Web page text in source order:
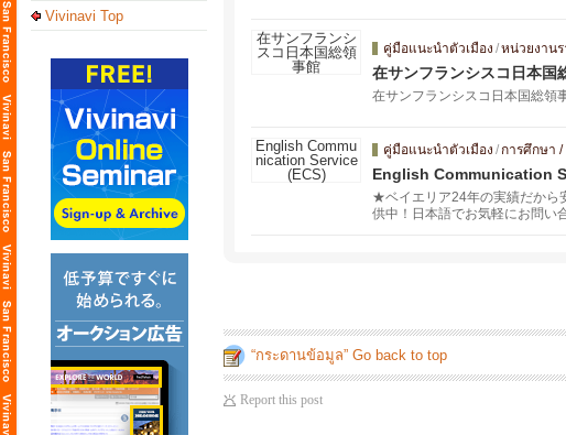
Vivinavi Top
คู่มือแนะนำตัวเมือง /หน่วยงาน
在サンフランシスコ日本国
在サンフランシスコ日本国総領
คู่มือแนะนำตัวเมือง / การศึกษา
English Communication
★ベイエリア24年の実績だから
供中！日本語でお気軽にお問い
“กระดานข้อมูล” Go back to top
Report this post